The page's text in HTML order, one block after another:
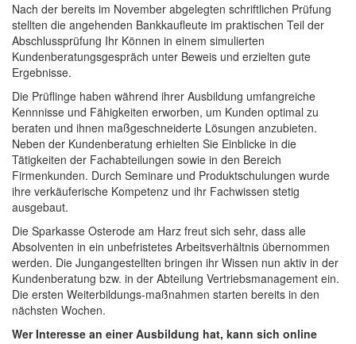
Nach der bereits im November abgelegten schriftlichen Prüfung
stellten die angehenden Bankkaufleute im praktischen Teil der
Abschlussprüfung Ihr Können in einem simulierten
Kundenberatungsgespräch unter Beweis und erzielten gute
Ergebnisse.
Die Prüflinge haben während ihrer Ausbildung umfangreiche
Kennnisse und Fähigkeiten erworben, um Kunden optimal zu
beraten und ihnen maßgeschneiderte Lösungen anzubieten.
Neben der Kundenberatung erhielten Sie Einblicke in die
Tätigkeiten der Fachabteilungen sowie in den Bereich
Firmenkunden. Durch Seminare und Produktschulungen wurde
ihre verkäuferische Kompetenz und ihr Fachwissen stetig
ausgebaut.
Die Sparkasse Osterode am Harz freut sich sehr, dass alle
Absolventen in ein unbefristetes Arbeitsverhältnis übernommen
werden. Die Jungangestellten bringen ihr Wissen nun aktiv in der
Kundenberatung bzw. in der Abteilung Vertriebsmanagement ein.
Die ersten Weiterbildungs-maßnahmen starten bereits in den
nächsten Wochen.
Wer Interesse an einer Ausbildung hat, kann sich online